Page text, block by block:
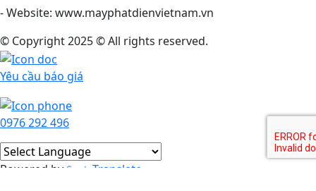
- Website: www.mayphatdienvietnam.vn
© Copyright 2025 © All rights reserved.
Yêu cầu báo giá
0976 292 496
Powered by Translate